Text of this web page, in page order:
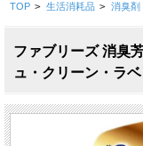
TOP > 生活消耗品 > 消臭剤
ファブリーズ 消臭
ュ・クリーン・ラ